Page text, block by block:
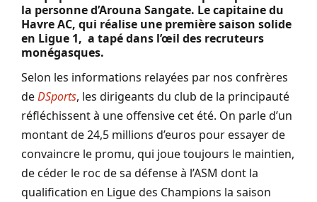
la personne d’Arouna Sangate. Le capitaine du
Havre AC, qui réalise une première saison solide
en Ligue 1, a tapé dans l’œil des recruteurs
monégasques.
Selon les informations relayées par nos confrères
deDSports, les dirigeants du club de la principauté
réfléchissent à une offensive cet été. On parle d’un
montant de 24,5 millions d’euros pour essayer de
convaincre le promu, qui joue toujours le maintien,
de céder le roc de sa défense à l’ASM dont la
qualification en Ligue des Champions la saison